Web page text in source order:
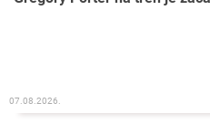
07.08.2026.